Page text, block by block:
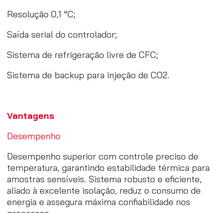
Resolução 0,1 °C;
Saída serial do controlador;
Sistema de refrigeração livre de CFC;
Sistema de backup para injeção de CO2.
Vantagens
Desempenho
Desempenho superior com controle preciso de
temperatura, garantindo estabilidade térmica para
amostras sensíveis. Sistema robusto e eficiente,
aliado à excelente isolação, reduz o consumo de
energia e assegura máxima confiabilidade nos